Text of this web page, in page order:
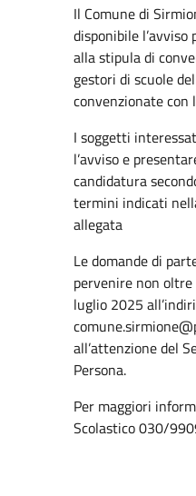
Il Comune di
disponibile
alla stipula di
gestori di scuole
convenzionate con
I soggetti
l’avviso e
candidatura
termini indicati
allegata
Le domande di
pervenire non
luglio 2025
all’attenzione del
Persona.
Per maggiori
Scolastico 030/